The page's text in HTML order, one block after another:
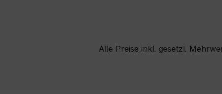
Alle Preise inkl. gesetzl.